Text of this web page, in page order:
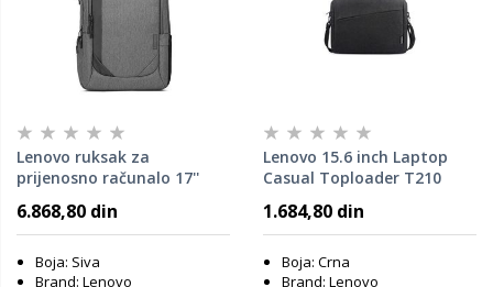
Lenovo ruksak za
prijenosno računalo 17''
4X40X54260
6.868,80 din
Boja: Siva
Brand: Lenovo
Lenovo 15.6 inch Laptop
Casual Toploader T210
1.684,80 din
Boja: Crna
Brand: Lenovo